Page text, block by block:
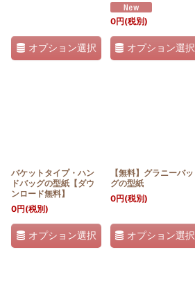
オプション選択
0円(税別)
オプション選択
バケットタイプ・ハン
ドバッグの型紙【ダウ
ンロード無料】
0円(税別)
オプション選択
【無料】グラニーバッ
グの型紙
0円(税別)
オプション選択